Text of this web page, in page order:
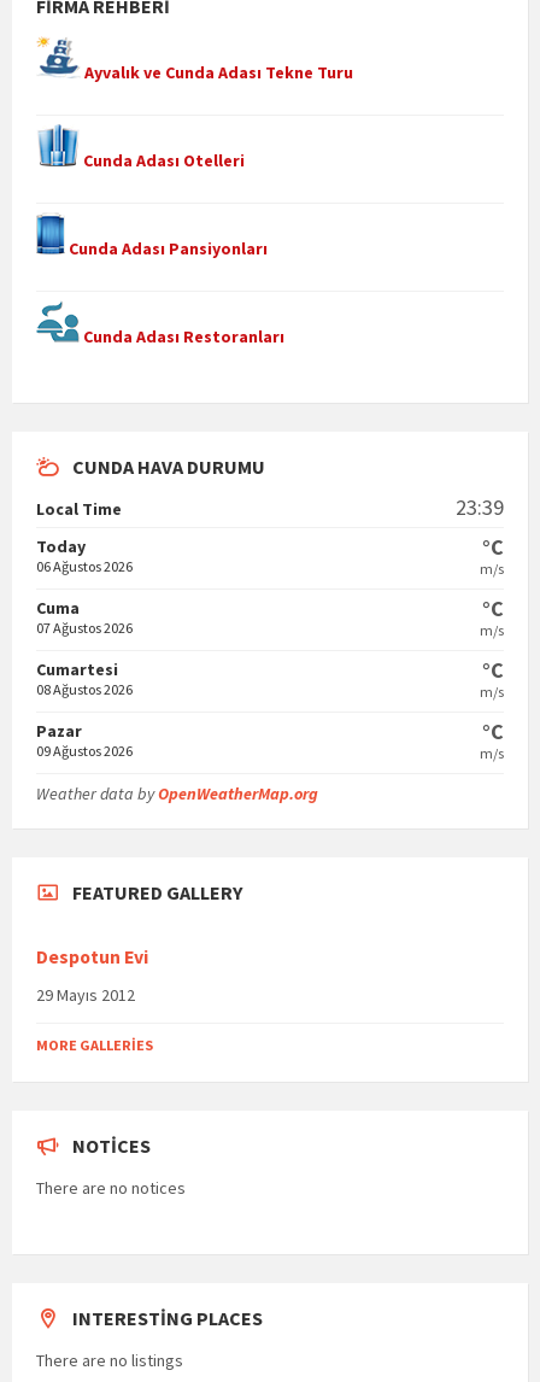
FIRMA REHBERI
Ayvalık ve Cunda Adası Tekne Turu
Cunda Adası Otelleri
Cunda Adası Pansiyonları
Cunda Adası Restoranları
CUNDA HAVA DURUMU
Local Time 23:39
Today
06 Ağustos 2026
°C
m/s
Cuma
07 Ağustos 2026
°C
m/s
Cumartesi
08 Ağustos 2026
°C
m/s
Pazar
09 Ağustos 2026
°C
m/s
Weather data byOpenWeatherMap.org
FEATURED GALLERY
Despotun Evi
29 Mayıs 2012
MORE GALLERIES
NOTICES
There are no notices
INTERESTING PLACES
There are no listings